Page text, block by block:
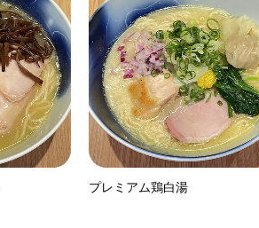
プレミアム鶏白湯